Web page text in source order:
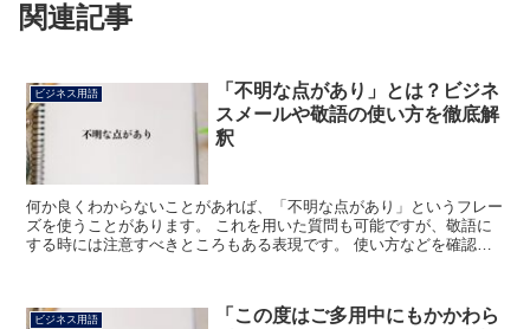
関連記事
ビジネス用語
「不明な点があり」とは？ビジネ
スメールや敬語の使い方を徹底解
釈
何か良くわからないことがあれば、「不明な点があり」というフレー
ズを使うことがあります。 これを用いた質問も可能ですが、敬語に
する時には注意すべきところもある表現です。 使い方などを確認し
ビジネス用語
「この度はご多用中にもかかわら